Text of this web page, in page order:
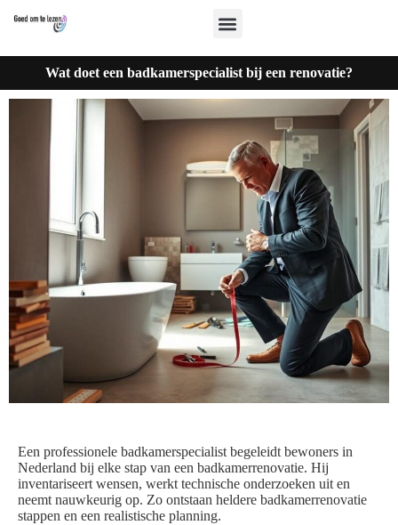
Wat doet een badkamerspecialist bij een renovatie?
Een professionele badkamerspecialist begeleidt bewoners in
Nederland bij elke stap van een badkamerrenovatie. Hij
inventariseert wensen, werkt technische onderzoeken uit en
neemt nauwkeurig op. Zo ontstaan heldere badkamerrenovatie
stappen en een realistische planning.